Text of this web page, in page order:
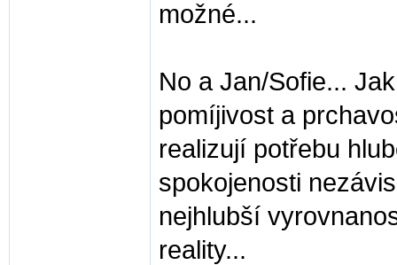
možné...
No a Jan/Sofie...
pomíjivost a
realizují potřebu
spokojenosti
nejhlubší
reality...